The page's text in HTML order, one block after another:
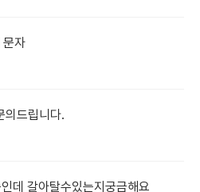
문자
의드립니다.
데 갈아탈수있는지궁금해요